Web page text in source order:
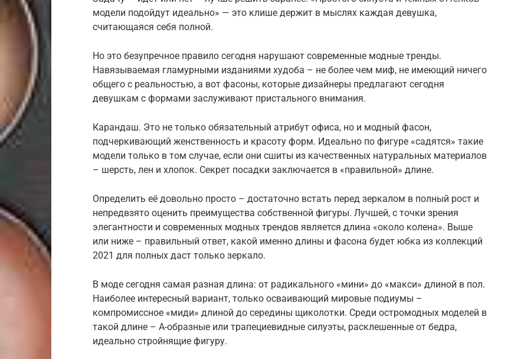
модели подойдут идеально» — это клише держит в мыслях каждая девушка,
считающаяся себя полной.
Но это безупречное правило сегодня нарушают современные модные тренды.
Навязываемая гламурными изданиями худоба – не более чем миф, не имеющий ничего
общего с реальностью, а вот фасоны, которые дизайнеры предлагают сегодня
девушкам с формами заслуживают пристального внимания.
Карандаш. Это не только обязательный атрибут офиса, но и модный фасон,
подчеркивающий женственность и красоту форм. Идеально по фигуре «садятся» такие
модели только в том случае, если они сшиты из качественных натуральных материалов
– шерсть, лен и хлопок. Секрет посадки заключается в «правильной» длине.
Определить её довольно просто – достаточно встать перед зеркалом в полный рост и
непредвзято оценить преимущества собственной фигуры. Лучшей, с точки зрения
элегантности и современных модных трендов является длина «около колена». Выше
или ниже – правильный ответ, какой именно длины и фасона будет юбка из коллекций
2021 для полных даст только зеркало.
В моде сегодня самая разная длина: от радикального «мини» до «макси» длиной в пол.
Наиболее интересный вариант, только осваивающий мировые подиумы –
компромиссное «миди» длиной до середины щиколотки. Среди остромодных моделей в
такой длине – А-образные или трапециевидные силуэты, расклешенные от бедра,
идеально стройнящие фигуру.